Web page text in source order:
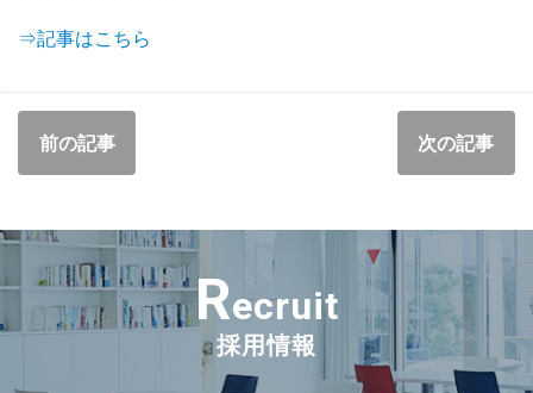
⇒記事はこちら
前の記事 次の記事
Recruit
採用情報